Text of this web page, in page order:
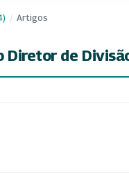
/ Artigos
Diretor de